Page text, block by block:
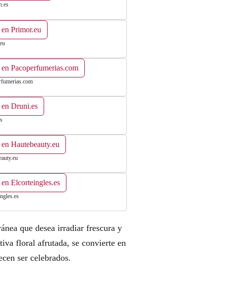
Primor.eu
Pacoperfumerias.com
Druni.es
Hautebeauty.eu
Elcorteingles.es
que desea irradiar frescura y
floral afrutada, se convierte en
ser celebrados.